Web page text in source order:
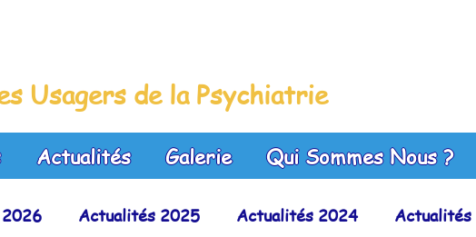
Usagers de la Psychiatrie
Actualités Galerie Qui Sommes Nous ?
Actualités 2025 Actualités 2024 Actualités